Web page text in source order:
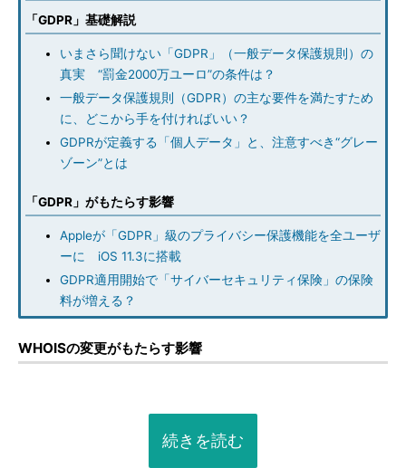
「GDPR」基礎解説
いまさら聞けない「GDPR」（一般データ保護規則）の
真実 “罰金2000万ユーロ”の条件は？
一般データ保護規則（GDPR）の主な要件を満たすため
に、どこから手を付ければいい？
GDPRが定義する「個人データ」と、注意すべき“グレー
ゾーン”とは
「GDPR」がもたらす影響
Appleが「GDPR」級のプライバシー保護機能を全ユーザ
ーに iOS 11.3に搭載
GDPR適用開始で「サイバーセキュリティ保険」の保険
料が増える？
WHOISの変更がもたらす影響
続きを読む